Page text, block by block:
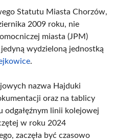
Statutu Miasta Chorzów,
2009 roku, nie
miasta (JPM)
wydzieloną jednostką
.
nazwa Hajduki
oraz na tablicy
linii kolejowej
w roku 2024
zaczęła być czasowo